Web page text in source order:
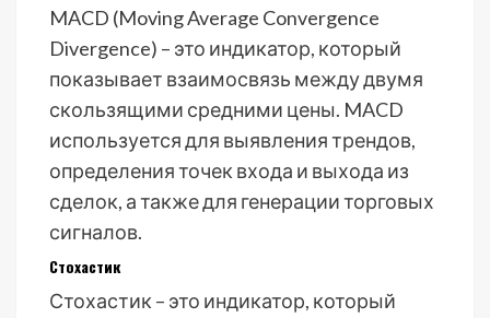
MACD (Moving Average Convergence
Divergence) – это индикатор, который
показывает взаимосвязь между двумя
скользящими средними цены. MACD
используется для выявления трендов,
определения точек входа и выхода из
сделок, а также для генерации торговых
сигналов.
Стохастик
Стохастик – это индикатор, который